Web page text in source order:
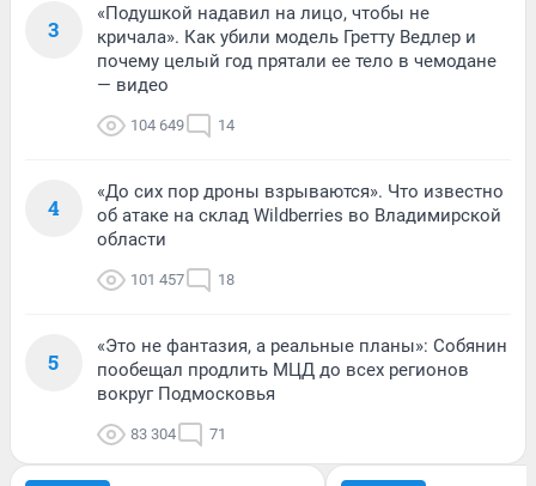
3
«Подушкой надавил на лицо, чтобы не
кричала». Как убили модель Гретту Ведлер и
почему целый год прятали ее тело в чемодане
— видео
104 649 14
4
«До сих пор дроны взрываются». Что известно
об атаке на склад Wildberries во Владимирской
области
101 457 18
5
«Это не фантазия, а реальные планы»: Собянин
пообещал продлить МЦД до всех регионов
вокруг Подмосковья
83 304 71